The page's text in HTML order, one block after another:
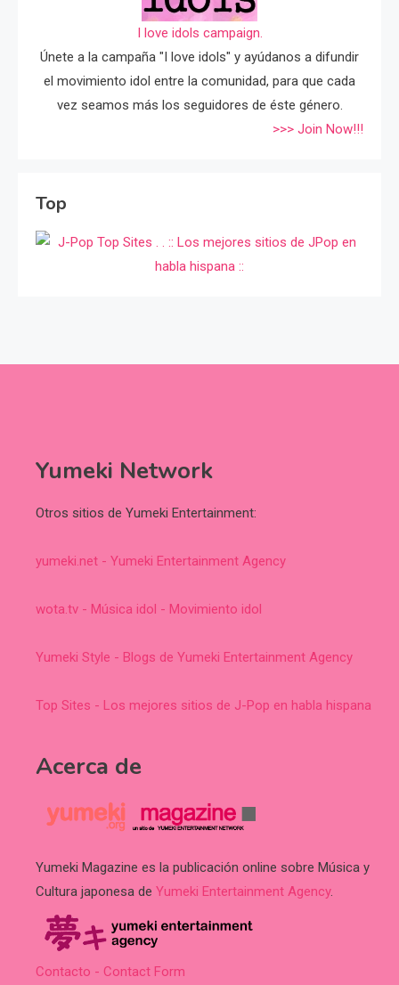
I love idols campaign.
Únete a la campaña "I love idols" y ayúdanos a difundir
el movimiento idol entre la comunidad, para que cada
vez seamos más los seguidores de éste género.
>>> Join Now!!!
Top
Yumeki Network
Otros sitios de Yumeki Entertainment:
yumeki.net - Yumeki Entertainment Agency
wota.tv - Música idol - Movimiento idol
Yumeki Style - Blogs de Yumeki Entertainment Agency
Top Sites - Los mejores sitios de J-Pop en habla hispana
Acerca de
Yumeki Magazine es la publicación online sobre Música y
Cultura japonesa de Yumeki Entertainment Agency.
Contacto - Contact Form